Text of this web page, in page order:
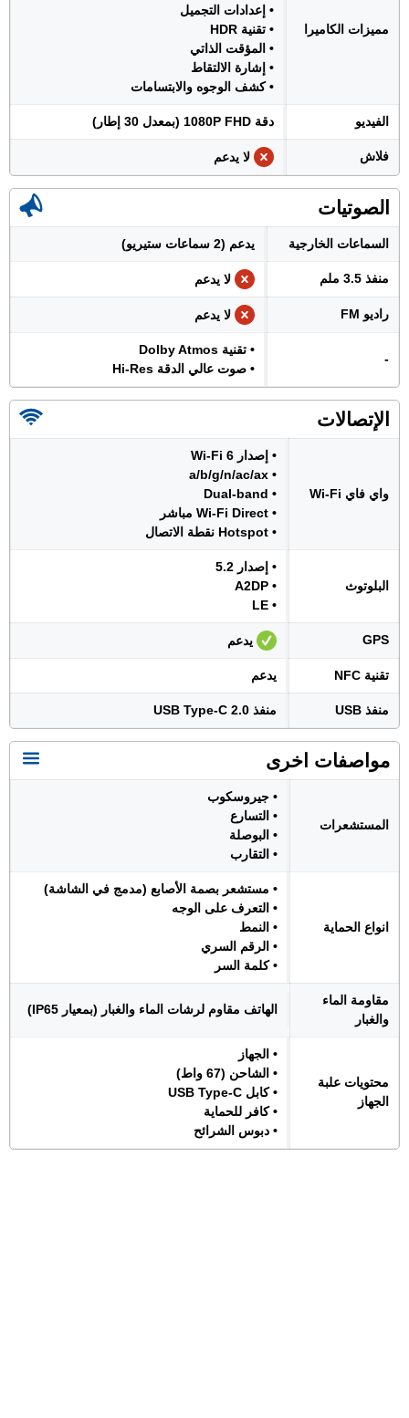
مميزات الكاميرا
• إعدادات التجميل
• تقنية HDR
• المؤقت الذاتي
• إشارة الالتقاط
• كشف الوجوه والابتسامات
الفيديو دقة 1080P FHD (بمعدل 30 إطار)
فلاش لا يدعم
الصوتيات
السماعات الخارجية يدعم (2 سماعات ستيريو)
منفذ 3.5 ملم لا يدعم
راديو FM لا يدعم
-
• تقنية Dolby Atmos
• صوت عالي الدقة Hi-Res
الإتصالات
واي فاي Wi-Fi
• إصدار Wi-Fi 6
• a/b/g/n/ac/ax
• Dual-band
• Wi-Fi Direct مباشر
• Hotspot نقطة الاتصال
البلوتوث
• إصدار 5.2
• A2DP
• LE
GPS يدعم
تقنية NFC يدعم
منفذ USB منفذ USB Type-C 2.0
مواصفات اخرى
المستشعرات
• جيروسكوب
• التسارع
• البوصلة
• التقارب
انواع الحماية
• مستشعر بصمة الأصابع (مدمج في الشاشة)
• التعرف على الوجه
• النمط
• الرقم السري
• كلمة السر
مقاومة الماء
والغبار
الهاتف مقاوم لرشات الماء والغبار (بمعيار IP65)
محتويات علبة
الجهاز
• الجهاز
• الشاحن (67 واط)
• كابل USB Type-C
• كافر للحماية
• دبوس الشرائح